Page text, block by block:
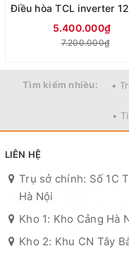
5.400.000₫
7.200.000₫
Tìm kiếm nhiều: •
•
LIÊN HỆ
Trụ sở chính: Số 1C
Hà Nội
Kho 1: Kho Cảng Hà
Kho 2: Khu CN Tây